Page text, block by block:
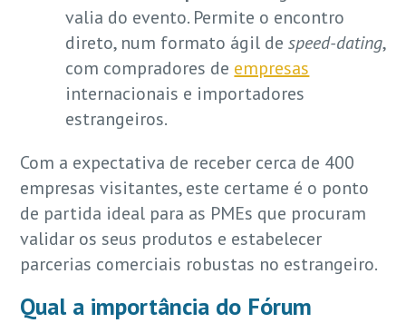
valia do evento. Permite o encontro
direto, num formato ágil despeed-dating,
com compradores de empresas
internacionais e importadores
estrangeiros.
Com a expectativa de receber cerca de 400
empresas visitantes, este certame é o ponto
de partida ideal para as PMEs que procuram
validar os seus produtos e estabelecer
parcerias comerciais robustas no estrangeiro.
Qual a importância do Fórum